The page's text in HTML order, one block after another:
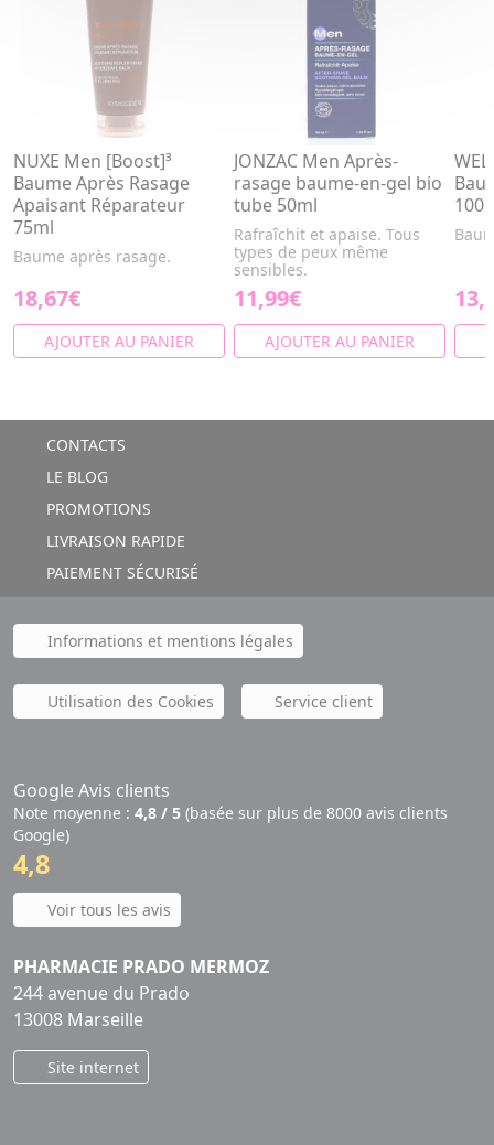
NUXE Men [Boost]³
Baume Après Rasage
Apaisant Réparateur
75ml
Baume après rasage.
18,67€
AJOUTER AU PANIER
JONZAC Men Après-
rasage baume-en-gel bio
tube 50ml
Rafraîchit et apaise. Tous
types de peux même
sensibles.
11,99€
AJOUTER AU PANIER
CONTACTS
LE BLOG
PROMOTIONS
LIVRAISON RAPIDE
PAIEMENT SÉCURISÉ
Informations et mentions légales
Utilisation des Cookies Service client
Google Avis clients
Note moyenne : 4,8 / 5 (basée sur plus de 8000 avis clients
Google)
4,8
Voir tous les avis
PHARMACIE PRADO MERMOZ
244 avenue du Prado
13008 Marseille
Site internet